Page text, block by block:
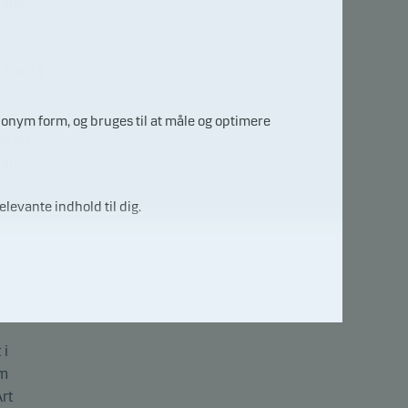
i
form, og bruges til at måle og optimere
indhold til dig.